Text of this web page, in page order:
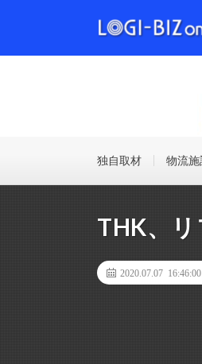
独自取材 物流
THK、
2020.07.07 16:46:00